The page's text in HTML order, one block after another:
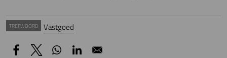
TREFWOORD Vastgoed